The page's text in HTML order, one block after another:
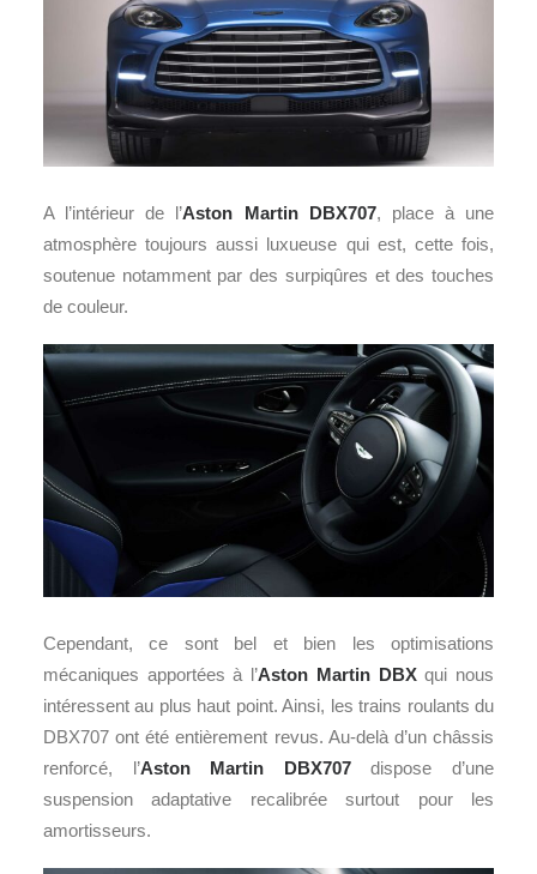
A l’intérieur de l’Aston Martin DBX707, place à une
atmosphère toujours aussi luxueuse qui est, cette fois,
soutenue notamment par des surpiqûres et des touches
de couleur.
Cependant, ce sont bel et bien les optimisations
mécaniques apportées à l’Aston Martin DBXqui nous
intéressent au plus haut point. Ainsi, les trains roulants du
DBX707 ont été entièrement revus. Au-delà d’un châssis
renforcé, l’Aston Martin DBX707dispose d’une
suspension adaptative recalibrée surtout pour les
amortisseurs.